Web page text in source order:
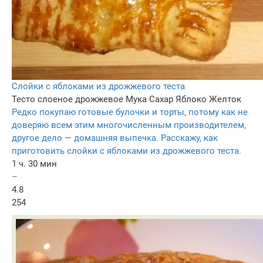
Слойки с яблоками из дрожжевого теста
Тесто слоеное дрожжевое Мука Сахар Яблоко Желток
Редко покупаю готовые булочки и торты, потому как не
доверяю всем этим многочисленным производителем,
другое дело — домашняя выпечка. Расскажу, как
приготовить слойки с яблоками из дрожжевого теста.
1 ч. 30 мин
–
4.8
254